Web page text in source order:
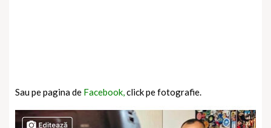
Sau pe pagina de Facebook,click pe fotografie.